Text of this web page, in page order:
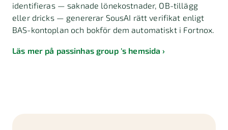
identifieras — saknade lönekostnader, OB-tillägg
eller dricks — genererar SousAI rätt verifikat enligt
BAS-kontoplan och bokför dem automatiskt i Fortnox.
Läs mer på passinhas group 's hemsida